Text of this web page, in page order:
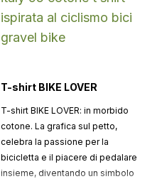
T-shirt BIKE LOVER
T-shirt BIKE LOVER: in morbido
cotone. La grafica sul petto,
celebra la passione per la
bicicletta e il piacere di pedalare
insieme, diventando un simbolo